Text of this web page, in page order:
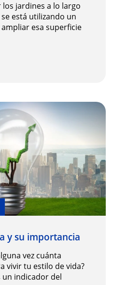
jardines a lo largo
está utilizando un
esa superficie
y su importancia
vez cuánta
vivir tu estilo de vida?
un indicador del